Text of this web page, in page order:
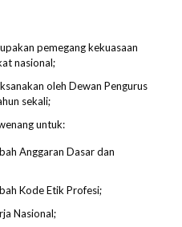
pemegang kekuasaan
nasional;
oleh Dewan Pengurus
sekali;
untuk:
Anggaran Dasar dan
Kode Etik Profesi;
Nasional;